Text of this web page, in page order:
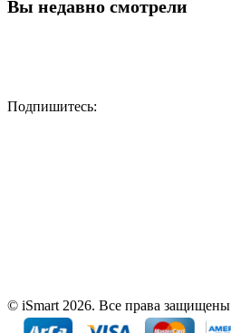
Вы недавно смотрели
Подпишитесь:
© iSmart 2026. Все права защищены